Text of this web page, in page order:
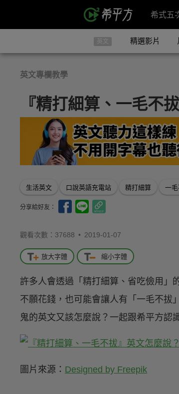
希式五
英文 精選影片
英文專欄教學
『精打細算、一毛不
生活英文 口說英語充電站 精打細算 一
分享給好友：
觀看次數：37688 • 2019-01-07
放大字體 縮小字體
許多人會透過「精打細算、省吃儉用」
不願花錢，也可能會讓人有「一毛不拔
鬼的英文又該怎麼說？一起跟希平方認
圖片來源： Designed by Freepik